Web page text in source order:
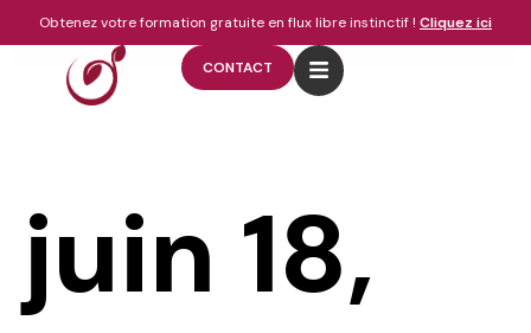
Obtenez votre formation gratuite en flux libre instinctif ! Cliquez ici
CONTACT
juin 18,